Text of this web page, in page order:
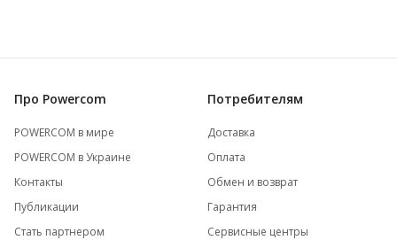
Про Powercom
POWERCOM в мире
POWERCOM в Украине
Контакты
Публикации
Стать партнером
Потребителям
Доставка
Оплата
Обмен и возврат
Гарантия
Сервисные центры